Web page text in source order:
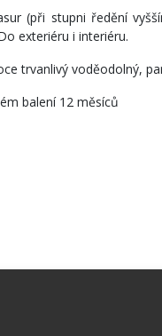
(při stupni ředění
exteriéru i interiéru.
trvanlivý voděodolný,
balení 12 měsíců